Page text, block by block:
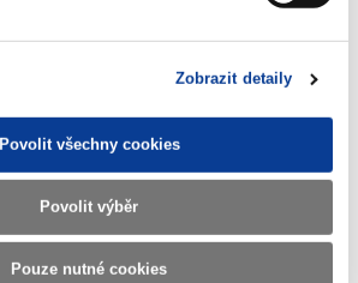
Zobrazit detaily
Povolit všechny cookies
Povolit výběr
Pouze nutné cookies